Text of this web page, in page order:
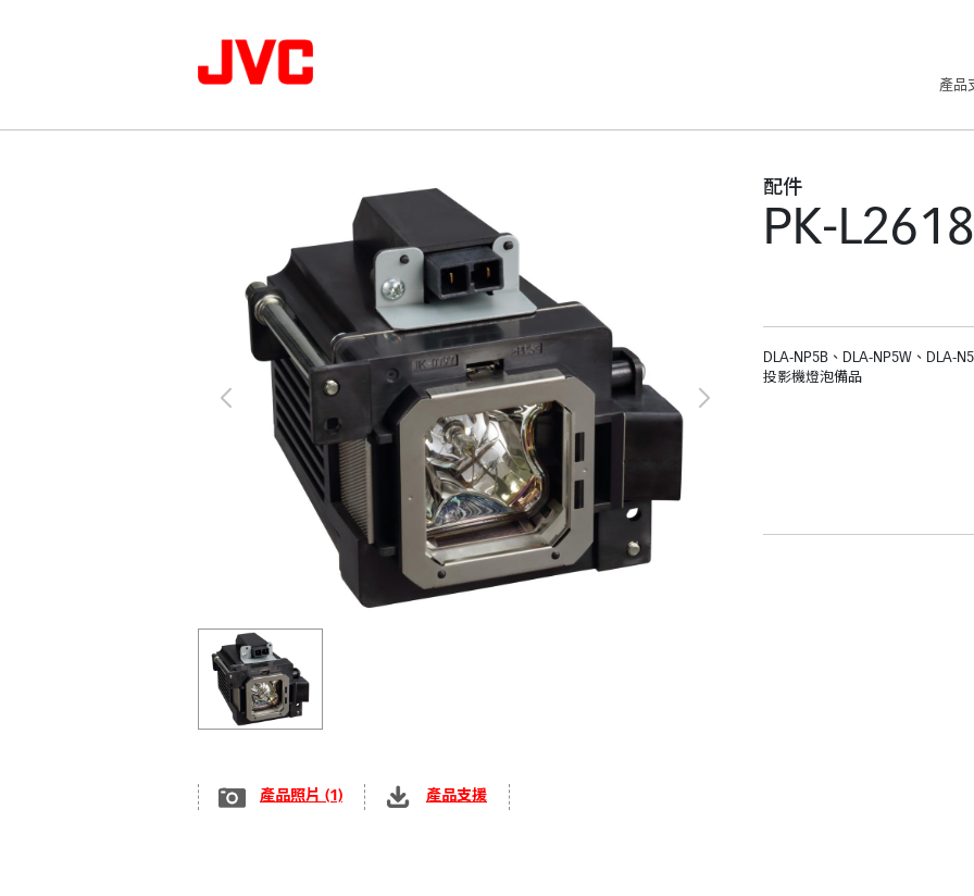
產品
配件
PK-
產品照片 (1) 產品支援
DLA-NP5B、DLA-NP5W、DLA-
投影機燈泡備品